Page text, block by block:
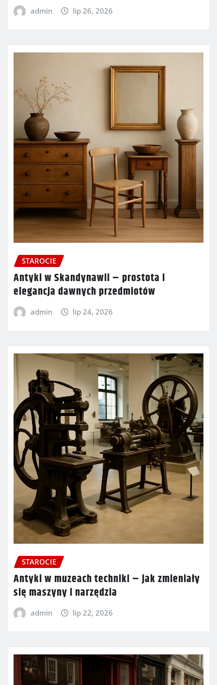
admin lip 26, 2026
STAROCIE
Antyki w Skandynawii – prostota i
elegancja dawnych przedmiotów
admin lip 24, 2026
STAROCIE
Antyki w muzeach techniki – jak zmieniały
się maszyny i narzędzia
admin lip 22, 2026